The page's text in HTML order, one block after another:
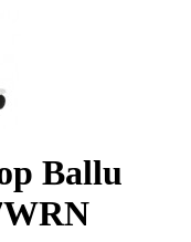
Ballu